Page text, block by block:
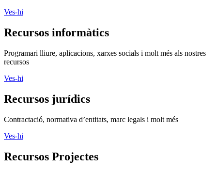
Ves-hi
Recursos informàtics
Programari lliure, aplicacions, xarxes socials i molt més als nostres
recursos
Ves-hi
Recursos jurídics
Contractació, normativa d’entitats, marc legals i molt més
Ves-hi
Recursos Projectes